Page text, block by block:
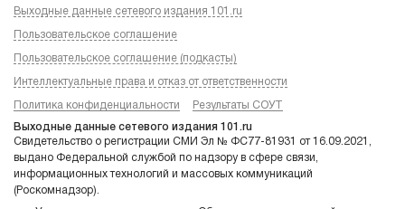
Выходные данные сетевого издания 101.ru
Пользовательское соглашение
Пользовательское соглашение (подкасты)
Интеллектуальные права и отказ от ответственности
Политика конфиденциальности Результаты СОУТ
Выходные данные сетевого издания 101.ru
Свидетельство о регистрации СМИ Эл № ФС77-81931 от 16.09.2021,
выдано Федеральной службой по надзору в сфере связи,
информационных технологий и массовых коммуникаций
(Роскомнадзор).